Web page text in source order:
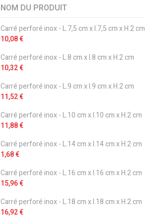
du
produit
NOM DU PRODUIT
Carré perforé inox - L.7,5 cm x l.7,5 cm x H.2 cm
10,08 €
Carré perforé inox - L.8 cm x l.8 cm x H.2 cm
10,32 €
Carré perforé inox - L.9 cm x l.9 cm x H.2 cm
11,52 €
Carré perforé inox - L.10 cm x l.10 cm x H.2 cm
11,88 €
Carré perforé inox - L.14 cm x l.14 cm x H.2 cm
1,68 €
Carré perforé inox - L.16 cm x l.16 cm x H.2 cm
15,96 €
Carré perforé inox - L.18 cm x l.18 cm x H.2 cm
16,92 €